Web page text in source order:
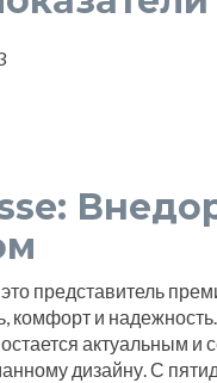
представитель
комфорт и
актуальным и
дизайну. С